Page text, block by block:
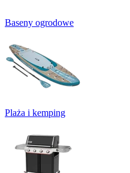
Baseny ogrodowe
Plaża i kemping